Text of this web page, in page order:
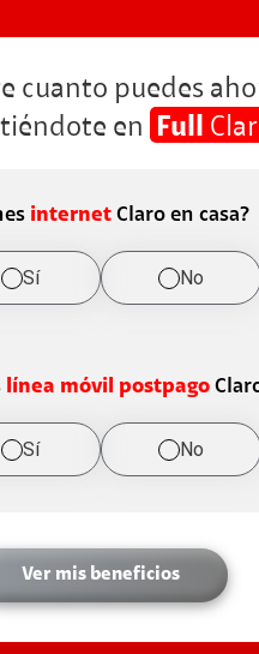
cuanto puedes
en Full
internetClaro en casa?
Sí No
línea móvil postpago
Sí No
Ver mis beneficios